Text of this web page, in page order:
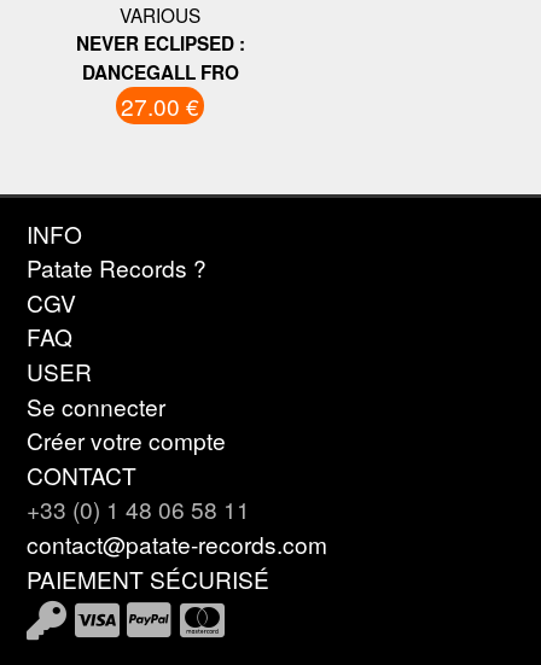
VARIOUS
NEVER ECLIPSED :
DANCEGALL FRO
27.00 €
INFO
Patate Records ?
CGV
FAQ
USER
Se connecter
Créer votre compte
CONTACT
+33 (0) 1 48 06 58 11
contact@patate-records.com
PAIEMENT SÉCURISÉ